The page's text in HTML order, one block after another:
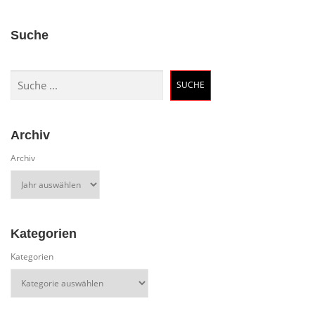
Suche
SUCHE
Archiv
Archiv
Kategorien
Kategorien